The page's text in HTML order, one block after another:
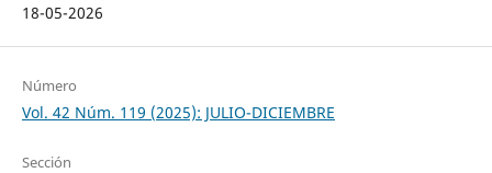
18-05-2026
Número
Vol. 42 Núm. 119 (2025): JULIO-DICIEMBRE
Sección